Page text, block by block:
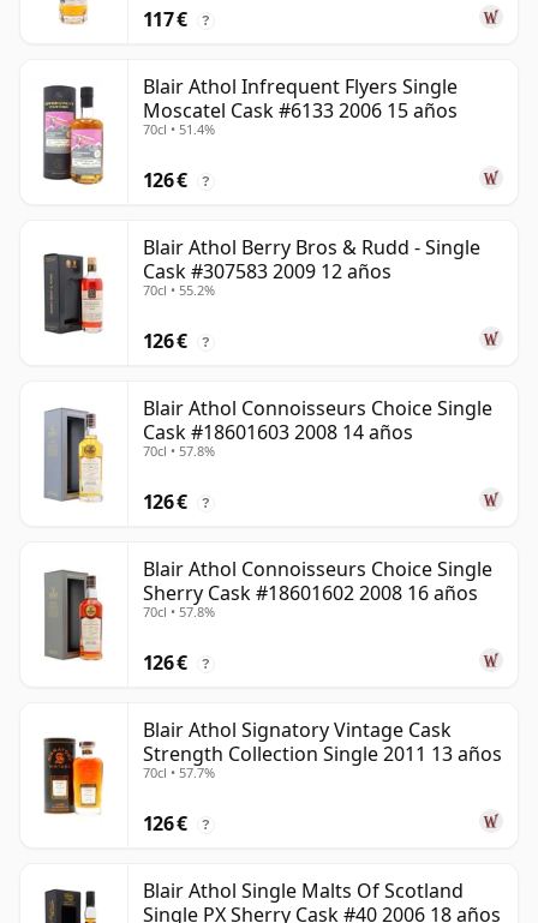
117 € ?
Blair Athol Infrequent Flyers Single
Moscatel Cask #6133 2006 15 años
70cl • 51.4%
126 € ?
Blair Athol Berry Bros & Rudd - Single
Cask #307583 2009 12 años
70cl • 55.2%
126 € ?
Blair Athol Connoisseurs Choice Single
Cask #18601603 2008 14 años
70cl • 57.8%
126 € ?
Blair Athol Connoisseurs Choice Single
Sherry Cask #18601602 2008 16 años
70cl • 57.8%
126 € ?
Blair Athol Signatory Vintage Cask
Strength Collection Single 2011 13 años
70cl • 57.7%
126 € ?
Blair Athol Single Malts Of Scotland
Single PX Sherry Cask #40 2006 18 años